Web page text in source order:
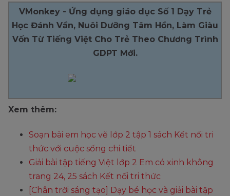
VMonkey - Ứng dụng giáo dục Số 1 Dạy Trẻ
Học Đánh Vần, Nuôi Dưỡng Tâm Hồn, Làm Giàu
Vốn Từ Tiếng Việt Cho Trẻ Theo Chương Trình
GDPT Mới.
Xem thêm:
Soạn bài em học vẽ lớp 2 tập 1 sách Kết nối tri
thức với cuộc sống chi tiết
Giải bài tập tiếng Việt lớp 2 Em có xinh không
trang 24, 25 sách Kết nối tri thức
[Chân trời sáng tạo] Dạy bé học và giải bài tập